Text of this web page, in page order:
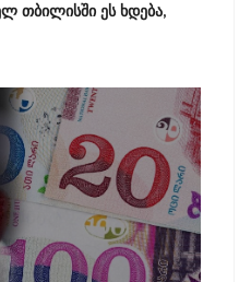
თბილისში ეს ხდება,